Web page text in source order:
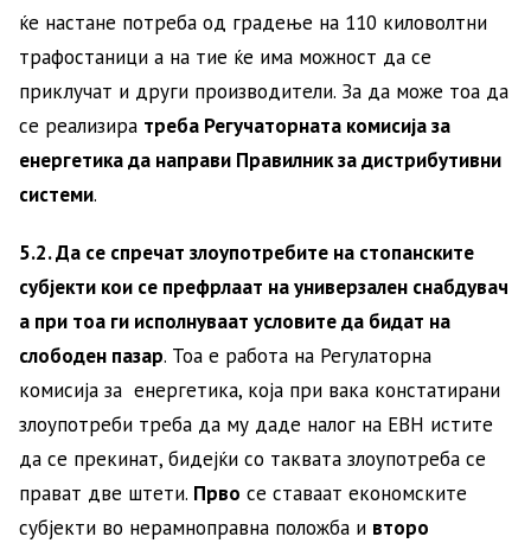
ќе настане потреба од градење на 110 киловолтни
трафостаници а на тие ќе има можност да се
приклучат и други производители. За да може тоа да
се реализира треба Регучаторната комисија за
енергетика да направи Правилник за дистрибутивни
системи.
5.2. Да се спречат злоупотребите на стопанските
субјекти кои се префрлаат на универзален снабдувач
а при тоа ги исполнуваат условите да бидат на
слободен пазар. Тоа е работа на Регулаторна
комисија за енергетика, која при вака констатирани
злоупотреби треба да му даде налог на ЕВН истите
да се прекинат, бидејќи со таквата злоупотреба се
прават две штети. Прво се ставаат економските
субјекти во нерамноправна положба и второ